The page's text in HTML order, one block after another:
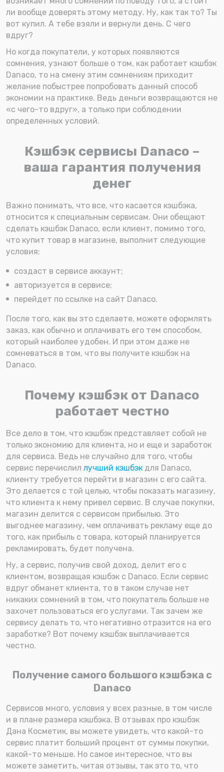
ли вообще доверять этому методу. Ну, как так то? Ты
вот купил. А тебе взяли и вернули день. С чего
вдруг?
Но когда покупатели, у которых появляются
сомнения, узнают больше о том, как работает кэшбэк
Danaco, то на смену этим сомнениям приходит
желание побыстрее попробовать данный способ
экономии на практике. Ведь деньги возвращаются не
«с чего-то вдруг», а только при соблюдении
определенных условий.
Кэшбэк сервисы Danaco –
ваша гарантия получения
денег
Важно понимать, что все, что касается кэшбэка,
относится к специальным сервисам. Они обещают
сделать кэшбэк Danaco, если клиент, помимо того,
что купит товар в магазине, выполнит следующие
условия:
создаст в сервисе аккаунт;
авторизуется в сервисе;
перейдет по ссылке на сайт Danaco.
После того, как вы это сделаете, можете оформлять
заказ, как обычно и оплачивать его тем способом,
который наиболее удобен. И при этом даже не
сомневаться в том, что вы получите кэшбэк на
Danaco.
Почему кэшбэк от Danaco
работает честно
Все дело в том, что кэшбэк представляет собой не
только экономию для клиента, но и еще и заработок
для сервиса. Ведь не случайно для того, чтобы
сервис перечислил лучший кэшбэк для Danaco,
клиенту требуется перейти в магазин с его сайта.
Это делается с той целью, чтобы показать магазину,
что клиента к нему привел сервис. В случае покупки,
магазин делится с сервисом прибылью. Это
выгоднее магазину, чем оплачивать рекламу еще до
того, как прибыль с товара, который планируется
рекламировать, будет получена.
Ну, а сервис, получив свой доход, делит его с
клиентом, возвращая кэшбэк с Danaco. Если сервис
вдруг обманет клиента, то в таком случае нет
никаких сомнений в том, что покупатель больше не
захочет пользоваться его услугами. Так зачем же
сервису делать то, что негативно отразится на его
заработке? Вот почему кэшбэк выплачивается
честно.
Получение самого большого кэшбэка с
Danaco
Сервисов много, условия у всех разные, в том числе
и в плане размера кэшбэка. В отзывах про кэшбэк
Дана Косметик, вы можете увидеть, что какой-то
сервис платит больший процент от суммы покупки,
какой-то меньше. Но самое интересное, что вы
можете заметить, читая отзывы, так это то, что